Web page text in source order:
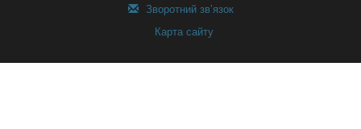
Зворотний зв’язок
Карта сайту